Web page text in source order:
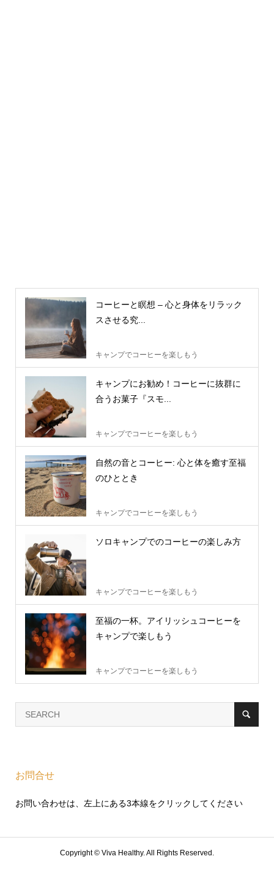
コーヒーと瞑想 – 心と身体をリラック
スさせる究...
キャンプでコーヒーを楽しもう
キャンプにお勧め！コーヒーに抜群に
合うお菓子『スモ...
キャンプでコーヒーを楽しもう
自然の音とコーヒー: 心と体を癒す至福
のひととき
キャンプでコーヒーを楽しもう
ソロキャンプでのコーヒーの楽しみ方
キャンプでコーヒーを楽しもう
至福の一杯。アイリッシュコーヒーを
キャンプで楽しもう
キャンプでコーヒーを楽しもう
お問合せ
お問い合わせは、左上にある3本線をクリックしてください
Copyright © Viva Healthy. All Rights Reserved.